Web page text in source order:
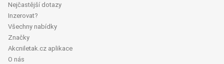
Nejčastější dotazy
Inzerovat?
Všechny nabídky
Značky
Akcniletak.cz aplikace
O nás